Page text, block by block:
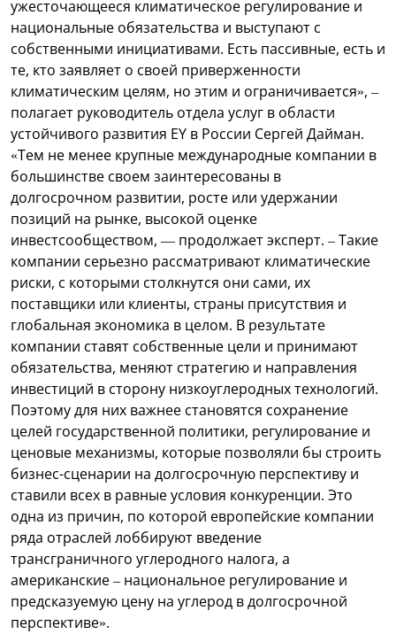
ужесточающееся климатическое регулирование и
национальные обязательства и выступают с
собственными инициативами. Есть пассивные, есть и
те, кто заявляет о своей приверженности
климатическим целям, но этим и ограничивается», –
полагает руководитель отдела услуг в области
устойчивого развития EY в России Сергей Дайман.
«Тем не менее крупные международные компании в
большинстве своем заинтересованы в
долгосрочном развитии, росте или удержании
позиций на рынке, высокой оценке
инвестсообществом, — продолжает эксперт. – Такие
компании серьезно рассматривают климатические
риски, с которыми столкнутся они сами, их
поставщики или клиенты, страны присутствия и
глобальная экономика в целом. В результате
компании ставят собственные цели и принимают
обязательства, меняют стратегию и направления
инвестиций в сторону низкоуглеродных технологий.
Поэтому для них важнее становятся сохранение
целей государственной политики, регулирование и
ценовые механизмы, которые позволяли бы строить
бизнес-сценарии на долгосрочную перспективу и
ставили всех в равные условия конкуренции. Это
одна из причин, по которой европейские компании
ряда отраслей лоббируют введение
трансграничного углеродного налога, а
американские – национальное регулирование и
предсказуемую цену на углерод в долгосрочной
перспективе».